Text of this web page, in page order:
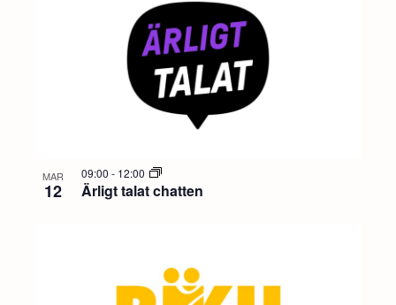
MAR
12 Ärligt talat chatten
09:00 - 12:00